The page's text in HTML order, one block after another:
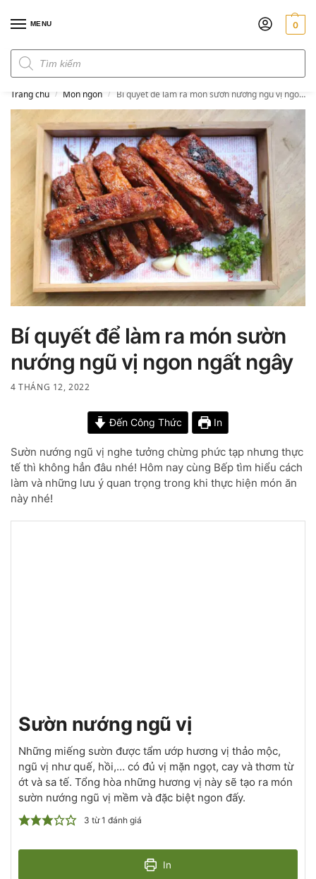
MENU 0
Trang chủ / Món ngon / Bí quyết để làm ra món sườn nướng ngũ vị ngon ngất ngây
Bí quyết để làm ra món sườn
nướng ngũ vị ngon ngất ngây
4 THÁNG 12, 2022
Đến Công Thức In
Sườn nướng ngũ vị nghe tưởng chừng phức tạp nhưng thực
tế thì không hẳn đâu nhé! Hôm nay cùng Bếp tìm hiểu cách
làm và những lưu ý quan trọng trong khi thực hiện món ăn
này nhé!
Sườn nướng ngũ vị
Những miếng sườn được tẩm ướp hương vị thảo mộc,
ngũ vị như quế, hồi,… có đủ vị mặn ngọt, cay và thơm từ
ớt và sa tế. Tổng hòa những hương vị này sẽ tạo ra món
sườn nướng ngũ vị mềm và đặc biệt ngon đấy.
3 từ 1 đánh giá
In